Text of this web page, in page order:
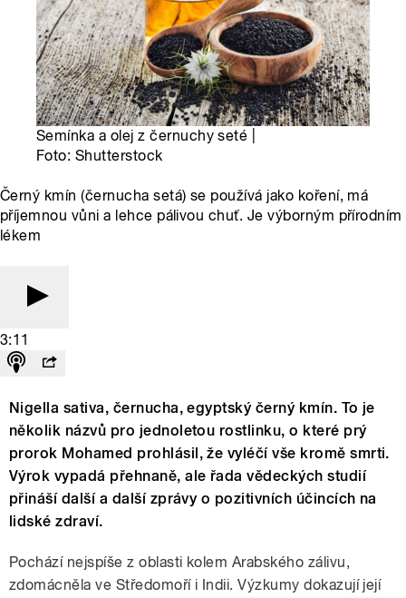
Semínka a olej z černuchy seté |
Foto: Shutterstock
Černý kmín (černucha setá) se používá jako koření, má
příjemnou vůni a lehce pálivou chuť. Je výborným přírodním
lékem
3:11
Nigella sativa, černucha, egyptský černý kmín. To je
několik názvů pro jednoletou rostlinku, o které prý
prorok Mohamed prohlásil, že vyléčí vše kromě smrti.
Výrok vypadá přehnaně, ale řada vědeckých studií
přináší další a další zprávy o pozitivních účincích na
lidské zdraví.
Pochází nejspíše z oblasti kolem Arabského zálivu,
zdomácněla ve Středomoří i Indii. Výzkumy dokazují její